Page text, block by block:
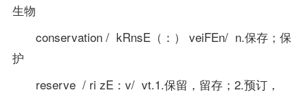
生物
conservation / kRnsE（：） veiFEn/ n.保存；保
护
reserve / ri zE：v/ vt.1.保留，留存；2.预订，